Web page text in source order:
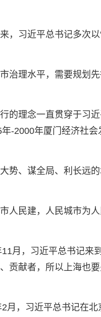
，习近平总书记多次以
治理水平，需要规划
的理念一直贯穿于习
-2000年厦门经济社
势、谋全局、利长远
人民建，人民城市为
11月，习近平总书记来
贡献者，所以上海也
月，习近平总书记在